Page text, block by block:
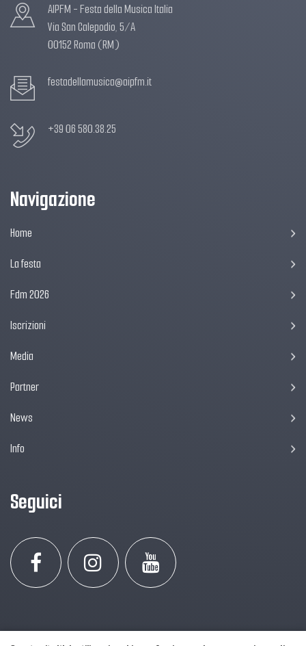
AIPFM - Festa della Musica Italia
Via San Calepodio, 5/A
00152 Roma (RM)
festadellamusica@aipfm.it
+39 06 580.38.25
Navigazione
Home
La festa
Fdm 2026
Iscrizioni
Media
Partner
News
Info
Seguici